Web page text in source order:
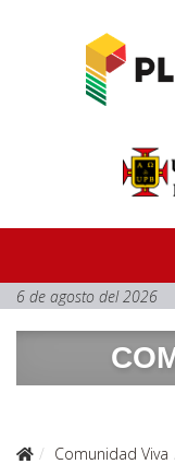
6 de agosto del 2026
Comunidad Viva